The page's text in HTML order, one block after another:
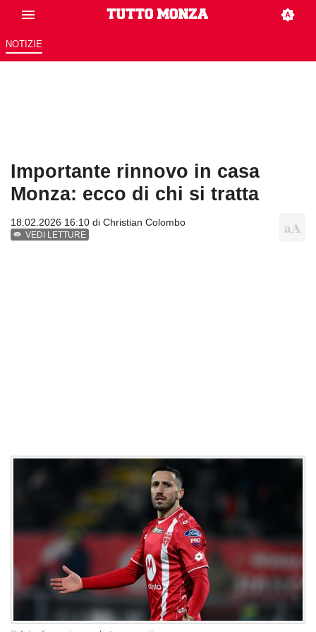
NOTIZIE
Importante rinnovo in casa
Monza: ecco di chi si tratta
18.02.2026 16:10 di Christian Colombo
VEDI LETTURE